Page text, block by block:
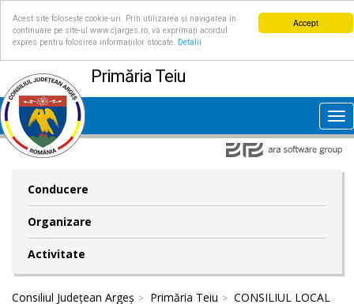
Accept
Acest site folosește cookie-uri. Prin utilizarea și navigarea în
continuare pe site-ul www.cjarges.ro, vă exprimați acordul
expres pentru folosirea informațiilor stocate.
Detalii
Primăria Teiu
Conducere
Organizare
Activitate
Consiliul Județean Argeș Primăria Teiu CONSILIUL LOCAL